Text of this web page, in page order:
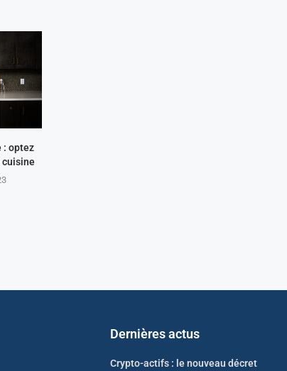
: optez
cuisine
Dernières actus
Crypto-actifs : le nouveau décret